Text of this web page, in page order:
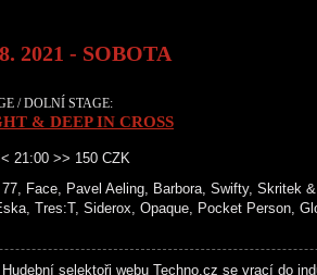
2021 - SOBOTA
/ DOLNÍ STAGE:
& DEEP IN CROSS
21:00 >> 150 CZK
Face, Pavel Aeling, Barbora, Swifty, Skritek
Tres:T, Siderox, Opaque, Pocket Person,
selektoři webu Techno.cz se vrací do